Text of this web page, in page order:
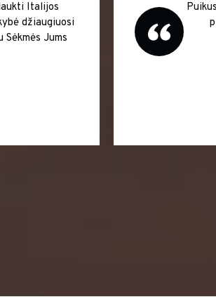
gamintojo komplektas DIR
ir kėdės Yume Super !!!